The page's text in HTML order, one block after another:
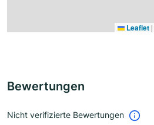
Leaflet |
Bewertungen
Nicht verifizierte Bewertungen